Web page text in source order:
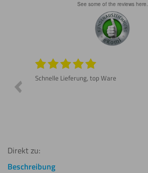
see some of the reviews here.
Schnelle Lieferung, top Ware
Direkt zu:
Beschreibung